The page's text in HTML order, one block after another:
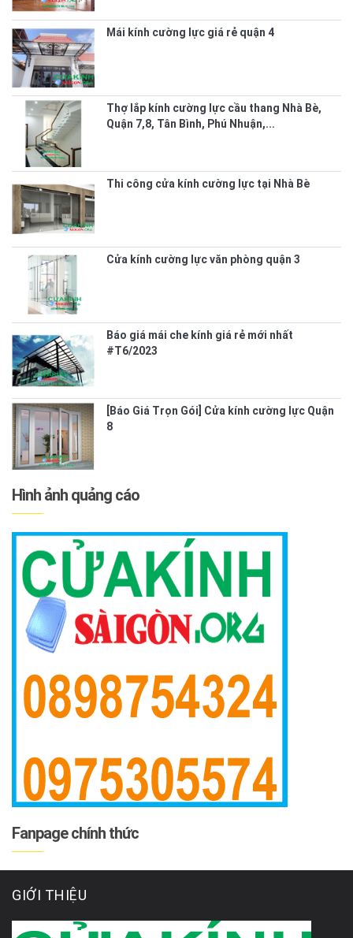
Mái kính cường lực giá rẻ quận 4
Thợ lắp kính cường lực cầu thang Nhà Bè,
Quận 7,8, Tân Bình, Phú Nhuận,...
Thi công cửa kính cường lực tại Nhà Bè
Cửa kính cường lực văn phòng quận 3
Báo giá mái che kính giá rẻ mới nhất
#T6/2023
[Báo Giá Trọn Gói] Cửa kính cường lực Quận
8
Hình ảnh quảng cáo
Fanpage chính thức
GIỚI THIỆU